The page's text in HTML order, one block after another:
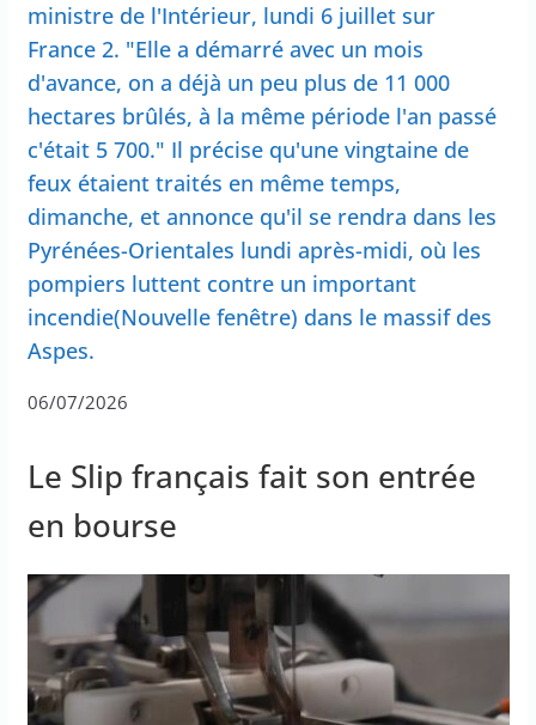
ministre de l'Intérieur, lundi 6 juillet sur
France 2. "Elle a démarré avec un mois
d'avance, on a déjà un peu plus de 11 000
hectares brûlés, à la même période l'an passé
c'était 5 700." Il précise qu'une vingtaine de
feux étaient traités en même temps,
dimanche, et annonce qu'il se rendra dans les
Pyrénées-Orientales lundi après-midi, où les
pompiers luttent contre un important
incendie(Nouvelle fenêtre) dans le massif des
Aspes.
06/07/2026
Le Slip français fait son entrée
en bourse